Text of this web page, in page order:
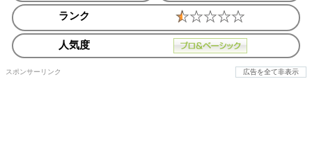
ランク
人気度
スポンサーリンク 広告を全て非表示